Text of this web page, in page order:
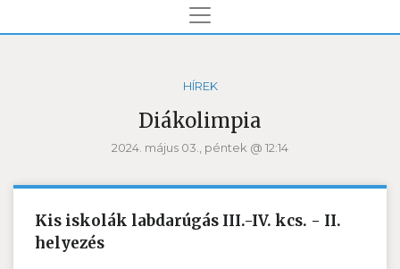
HÍREK
Diákolimpia
2024. május 03., péntek @ 12:14
Kis iskolák labdarúgás III.-IV. kcs. - II.
helyezés